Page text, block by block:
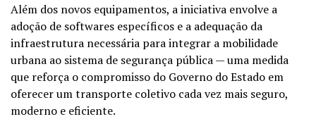
Além dos novos equipamentos, a iniciativa envolve a
adoção de softwares específicos e a adequação da
infraestrutura necessária para integrar a mobilidade
urbana ao sistema de segurança pública — uma medida
que reforça o compromisso do Governo do Estado em
oferecer um transporte coletivo cada vez mais seguro,
moderno e eficiente.